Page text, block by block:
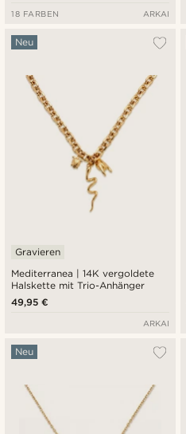
18 FARBEN ARKAI
Mediterranea | 14K vergoldete
Halskette mit Trio-Anhänger
Neu
Gravieren
49,95 €
ARKAI
Neu